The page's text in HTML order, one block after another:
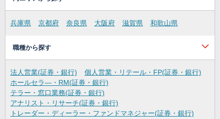
兵庫県 京都府 奈良県 大阪府 滋賀県 和歌山県
職種から探す
法人営業(証券・銀行)
個人営業・リテール・FP(証券・銀行)
ホールセラ―・RM(証券・銀行)
テラー・窓口業務(証券・銀行)
アナリスト・リサーチ(証券・銀行)
トレーダー・ディーラー・ファンドマネジャー(証券・銀行)